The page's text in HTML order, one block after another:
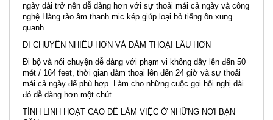
ngày dài trở nên dễ dàng hơn với sự thoải mái cả ngày và công
nghệ Hàng rào âm thanh mic kép giúp loại bỏ tiếng ồn xung
quanh.
DI CHUYỂN NHIỀU HƠN VÀ ĐÀM THOẠI LÂU HƠN
Đi bộ và nói chuyện dễ dàng với phạm vi không dây lên đến 50
mét / 164 feet, thời gian đàm thoại lên đến 24 giờ và sự thoải
mái cả ngày để phù hợp. Làm cho những cuộc gọi hội nghị dài
đó dễ dàng hơn một chút.
TÍNH LINH HOẠT CAO ĐỂ LÀM VIỆC Ở NHỮNG NƠI BẠN